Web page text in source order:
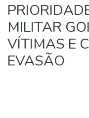
MILITAR
VÍTIMAS E
EVASÃO